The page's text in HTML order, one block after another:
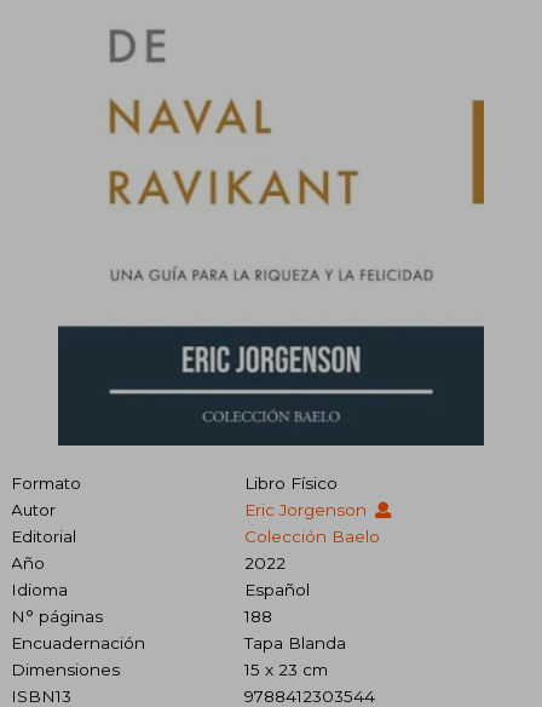
Formato
Libro Físico
Autor
Eric Jorgenson
Editorial
Colección Baelo
Año
2022
Idioma
Español
N° páginas
188
Encuadernación
Tapa Blanda
Dimensiones
15 x 23 cm
ISBN13
9788412303544